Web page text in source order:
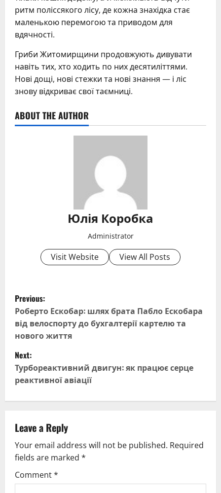
ритм поліссякого лісу, де кожна знахідка стає
маленькою перемогою та приводом для
вдячності.
Гриби Житомирщини продовжують дивувати
навіть тих, хто ходить по них десятиліттями.
Нові дощі, нові стежки та нові знання — і ліс
знову відкриває свої таємниці.
ABOUT THE AUTHOR
Юлія Коробка
Administrator
Visit Website View All Posts
P
o
s
t
n
a
v
i
g
a
Previous:
Роберто Ескобар: шлях брата Пабло Ескобара
від велоспорту до бухгалтерії картелю та
нового життя
Next:
Турбореактивний двигун: як працює серце
реактивної авіації
Leave a Reply
Your email address will not be published. Required
fields are marked *
Comment*